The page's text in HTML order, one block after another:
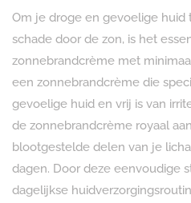
Om je droge en gevoelige huid
schade door de zon, is het
zonnebrandcrème met
een zonnebrandcrème die
gevoelige huid en vrij is van
de zonnebrandcrème royaal
blootgestelde delen van je
dagen. Door deze eenvoudige
dagelijkse